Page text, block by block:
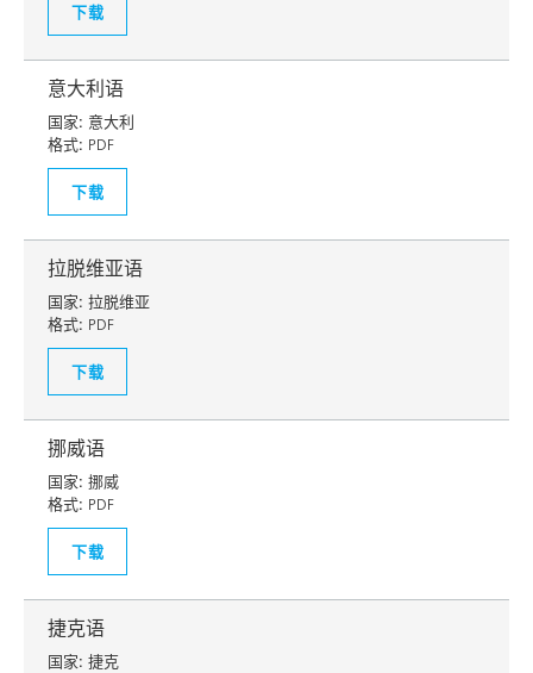
下载
意大利语
国家: 意大利
格式: PDF
下载
拉脱维亚语
国家: 拉脱维亚
格式: PDF
下载
挪威语
国家: 挪威
格式: PDF
下载
捷克语
国家: 捷克